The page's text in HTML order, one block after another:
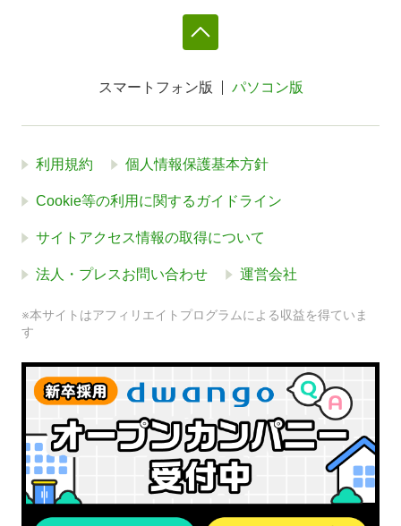
スマートフォン版 パソコン版
利用規約 個人情報保護基本方針
Cookie等の利用に関するガイドライン
サイトアクセス情報の取得について
法人・プレスお問い合わせ 運営会社
※本サイトはアフィリエイトプログラムによる収益を得ていま
す